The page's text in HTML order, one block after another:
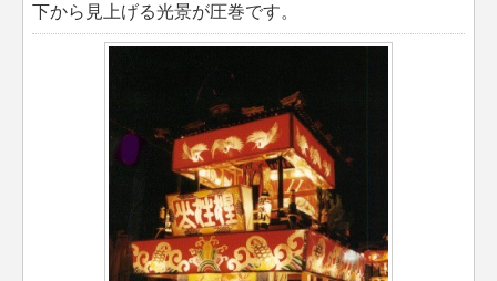
下から見上げる光景が圧巻です。